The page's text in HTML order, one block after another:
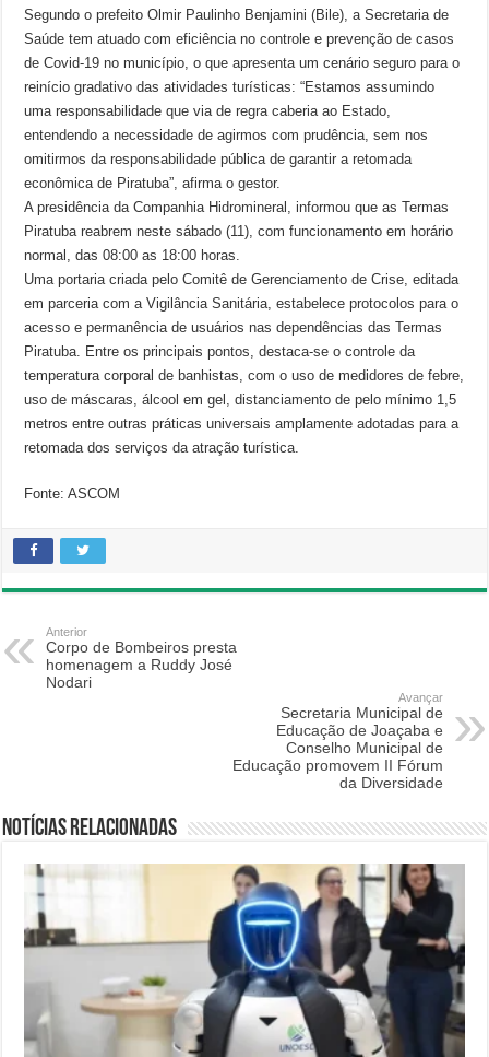
Segundo o prefeito Olmir Paulinho Benjamini (Bile), a Secretaria de
Saúde tem atuado com eficiência no controle e prevenção de casos
de Covid-19 no município, o que apresenta um cenário seguro para o
reinício gradativo das atividades turísticas: “Estamos assumindo
uma responsabilidade que via de regra caberia ao Estado,
entendendo a necessidade de agirmos com prudência, sem nos
omitirmos da responsabilidade pública de garantir a retomada
econômica de Piratuba”, afirma o gestor.
A presidência da Companhia Hidromineral, informou que as Termas
Piratuba reabrem neste sábado (11), com funcionamento em horário
normal, das 08:00 as 18:00 horas.
Uma portaria criada pelo Comitê de Gerenciamento de Crise, editada
em parceria com a Vigilância Sanitária, estabelece protocolos para o
acesso e permanência de usuários nas dependências das Termas
Piratuba. Entre os principais pontos, destaca-se o controle da
temperatura corporal de banhistas, com o uso de medidores de febre,
uso de máscaras, álcool em gel, distanciamento de pelo mínimo 1,5
metros entre outras práticas universais amplamente adotadas para a
retomada dos serviços da atração turística.
Fonte: ASCOM
Anterior
Corpo de Bombeiros presta
homenagem a Ruddy José
Nodari
Avançar
Secretaria Municipal de
Educação de Joaçaba e
Conselho Municipal de
Educação promovem II Fórum
da Diversidade
Notícias relacionadas